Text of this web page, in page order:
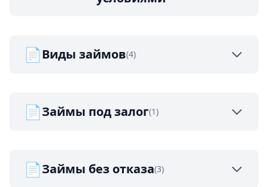
📄Виды займов(4)
📄Займы под залог(1)
📄Займы без отказа(3)